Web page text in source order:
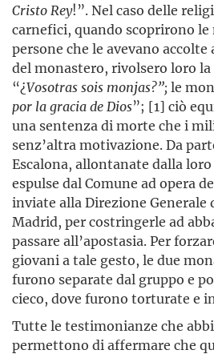
Cristo Rey!”. Nel caso delle
carnefici, quando scoprirono le
persone che le avevano accolte
del monastero, rivolsero loro la
“¿Vosotras sois monjas?”; le
por la gracia de Dios”; [1] ciò
una sentenza di morte che i
senz’altra motivazione. Da
Escalona, allontanate dalla
espulse dal Comune ad opera
inviate alla Direzione Generale
Madrid, per costringerle ad
passare all’apostasia. Per
giovani a tale gesto, le due
furono separate dal gruppo e
cieco, dove furono torturate e
Tutte le testimonianze che
permettono di affermare che